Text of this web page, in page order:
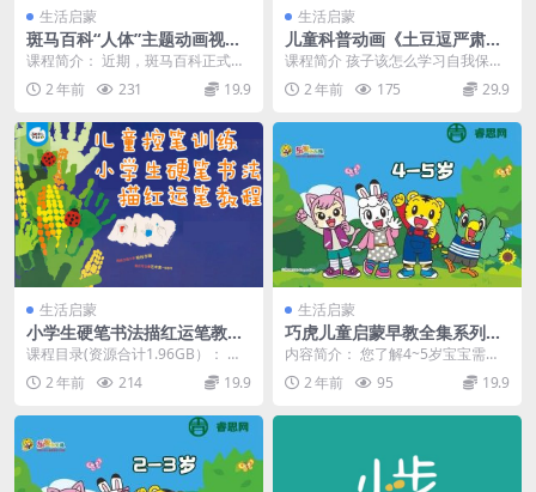
├─ 050.洪姓.mp4 [54.60MB]
├─ 051.卢姓.mp4 [61.74MB]
├─ 052.顾姓.mp4 [70.43MB]
├─ 053.黄姓.mp4 [56.36MB]
├─ 054.祁姓.mp4 [50.41MB]
├─ 055.毛姓.mp4 [81.01MB]
├─ 056.禹姓.mp4 [63.12MB]
├─ 057.米姓.mp4 [45.53MB]
├─ 058.明姓.mp4 [75.95MB]
├─ 059.狄姓.mp4 [72.78MB]
├─ 060.贝姓.mp4 [57.75MB]
├─ 062.计姓.mp4 [52.04MB]
├─ 063.伏姓.mp4 [59.06MB]
生活启蒙
斑马百科“人体”主题动画视频
课程,带领孩子们探寻身体奥秘
课程简介： 近期，斑马百科正式发
布“人体”主题，带领孩子们探寻神奇
的身体“秘密”...
2 年前 231 19.9
生活启蒙
儿童科普动画《土豆逗严肃科
普：成长的秘密》全11讲
课程简介 孩子该怎么学习自我保
护？父母吵架了，甚至分开了，孩
子该怎样在亲密关系变...
2 年前 175 29.9
生活启蒙
小学生硬笔书法描红运笔教程
练字字贴
课程目录(资源合计1.96GB）： 控
笔训练 硬笔书法字帖xx ├─ 00 怎
么...2 年前 214 19.9
生活启蒙
巧虎儿童启蒙早教全集系列：
巧虎乐智小天地成长版(4-5岁)
内容简介： 您了解4~5岁宝宝需要
什么样的早教吗？ 4~5岁孩子喜欢
探索，对科学...
2 年前 95 19.9